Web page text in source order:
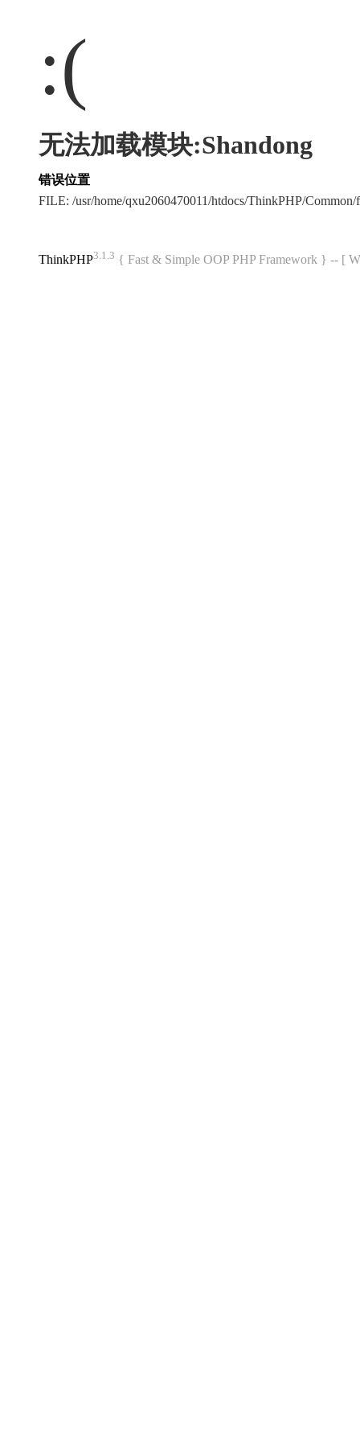
:(
无法加载模块:Shandong
错误位置
FILE: /usr/home/qxu2060470011/htdocs/ThinkPHP/
ThinkPHP3.1.3 { Fast & Simple OOP PHP Framework } -- [